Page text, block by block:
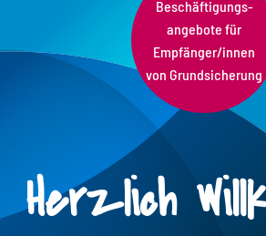
Beschäftigungs­
angebote für
Empfänger/innen
von Grundsicherung
Herzlich